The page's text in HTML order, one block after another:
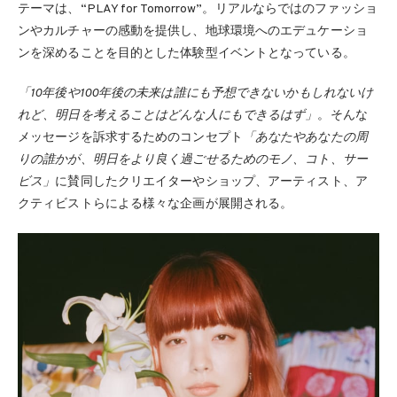
テーマは、“PLAY for Tomorrow”。リアルならではのファッショ
ンやカルチャーの感動を提供し、地球環境へのエデュケーショ
ンを深めることを目的とした体験型イベントとなっている。
「10年後や100年後の未来は誰にも予想できないかもしれないけ
れど、明日を考えることはどんな人にもできるはず」 。そんな
メッセージを訴求するためのコンセプト
「あなたやあなたの周
りの誰かが、明日をより良く過ごせるためのモノ、コト、サー
ビス」 に賛同したクリエイターやショップ、アーティスト、ア
クティビストらによる様々な企画が展開される。